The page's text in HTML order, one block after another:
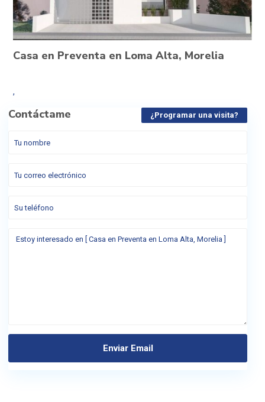
Casa en Preventa en Loma Alta, Morelia
,
Contáctame ¿Programar una visita?